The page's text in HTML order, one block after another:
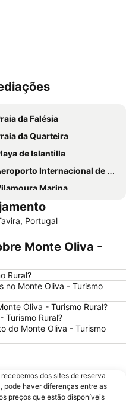
da Falésia
da Quarteira
de Islantilla
Internacional de Faro - Gago Coutinho
Marina
da Ilha da Armona
da Ilha de Tavira
Playas Isla Cristina
Vilamoura
Algarve
da Ilha do Farol
Verde
Velha Beach
da Fuseta Beach
Portugal
Monte Oliva -
Rural?
no Monte Oliva - Turismo
Oliva - Turismo Rural?
Turismo Rural?
do Monte Oliva - Turismo
dos sites de reserva
pode haver diferenças entre as
preços que estão disponíveis